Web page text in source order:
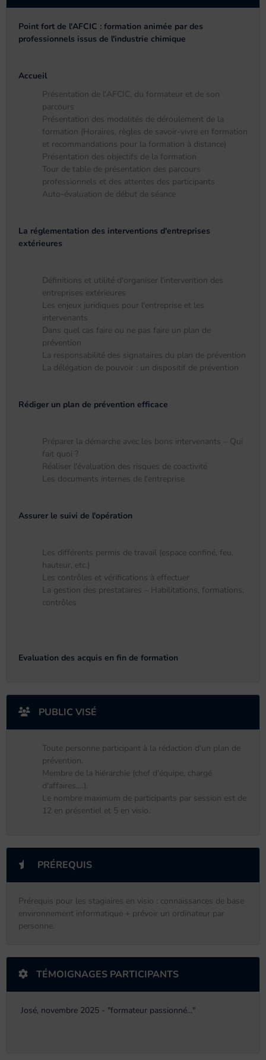
Point fort de l'AFCIC : formation animée par des
professionnels issus de l'industrie chimique
Accueil
Présentation de l'AFCIC, du formateur et de son
parcours
Présentation des modalités de déroulement de la
formation (Horaires, règles de savoir-vivre en formation
et recommandations pour la formation à distance)
Présentation des objectifs de la formation
Tour de table de présentation des parcours
professionnels et des attentes des participants
Auto-évaluation de début de séance
La réglementation des interventions d'entreprises
extérieures
Définitions et utilité d'organiser l'intervention des
entreprises extérieures
Les enjeux juridiques pour l'entreprise et les
intervenants
Dans quel cas faire ou ne pas faire un plan de
prévention
La responsabilité des signataires du plan de prévention
La délégation de pouvoir : un dispositif de prévention
Rédiger un plan de prévention efficace
Préparer la démarche avec les bons intervenants – Qui
fait quoi ?
Réaliser l'évaluation des risques de coactivité
Les documents internes de l'entreprise
Assurer le suivi de l'opération
Les différents permis de travail (espace confiné, feu,
hauteur, etc.)
Les contrôles et vérifications à effectuer
La gestion des prestataires – Habilitations, formations,
contrôles
Evaluation des acquis en fin de formation
PUBLIC VISÉ
Toute personne participant à la rédaction d'un plan de
prévention.
Membre de la hiérarchie (chef d'équipe, chargé
d'affaires,…).
Le nombre maximum de participants par session est de
12 en présentiel et 5 en visio.
PRÉREQUIS
Prérequis pour les stagiaires en visio : connaissances de base
environnement informatique + prévoir un ordinateur par
personne.
TÉMOIGNAGES PARTICIPANTS
José, novembre 2025 - "formateur passionné..."